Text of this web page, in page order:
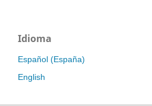
Idioma
Español (España)
English